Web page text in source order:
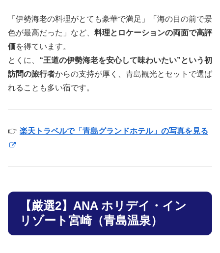
「伊勢海老の料理がとても豪華で満足」「海の目の前で景
色が最高だった」など、 料理とロケーションの両面で高評
価を得ています。
とくに、 “王道の伊勢海老を安心して味わいたい”という初
訪問の旅行者からの支持が厚く、青島観光とセットで選ば
れることも多い宿です。
👉 楽天トラベルで「青島グランドホテル」の写真を見る
【厳選2】ANA ホリデイ・イン
リゾート宮崎（青島温泉）